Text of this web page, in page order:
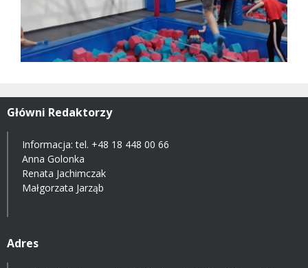
Główni Redaktorzy
Informacja: tel. +48 18 448 00 66
Anna Golonka
Renata Jachimczak
Małgorzata Jarząb
Adres